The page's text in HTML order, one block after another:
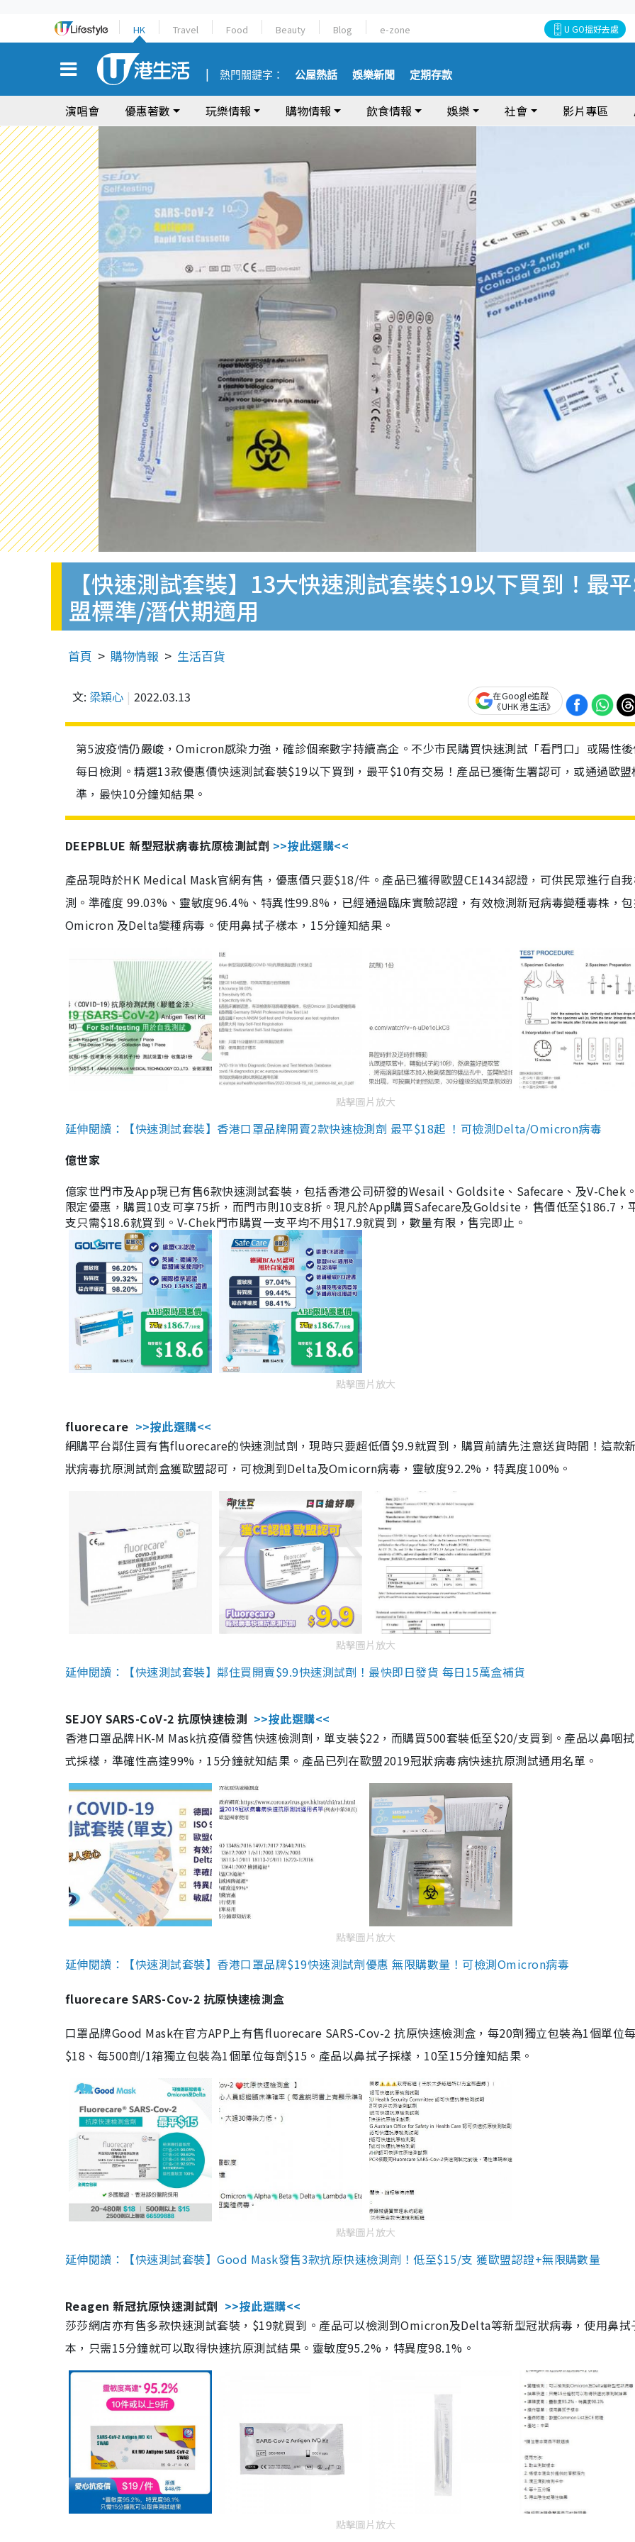
HK Travel Food Beauty Blog e-zone U GO搵好去處
熱門關鍵字： 公屋熱話 娛樂新聞 定期存款
演唱會 優惠著數 玩樂情報 購物情報 飲食情報 娛樂 社會 影片專區
【快速測試套裝】13大快速測試套裝$19以下買到！最
盟標準/潛伏期適用
首頁 購物情報 生活百貨
文: 梁穎心 2022.03.13
在Google追蹤
《UHK 港生活》
第5波疫情仍嚴峻，Omicron感染力強，確診個案數字持續高企。不少市民購買快速測試「看門口」或陽性
每日檢測。精選13款優惠價快速測試套裝$19以下買到，最平$10有交易！產品已獲衛生署認可，或通過歐盟
準，最快10分鐘知結果。
DEEPBLUE 新型冠狀病毒抗原檢測試劑 >>按此選購<<
產品現時於HK Medical Mask官網有售，優惠價只要$18/件。產品已獲得歐盟CE1434認證，可供民眾進行自
測。準確度 99.03%、靈敏度96.4%、特異性99.8%，已經通過臨床實驗認證，有效檢測新冠病毒變種毒株，
Omicron 及Delta變種病毒。使用鼻拭子樣本，15分鐘知結果。
點擊圖片放大
延伸閱讀：【快速測試套裝】香港口罩品牌開賣2款快速檢測劑 最平$18起 ！可檢測Delta/Omicron病毒
億世家
億家世門市及App現已有售6款快速測試套裝，包括香港公司研發的Wesail、Goldsite、Safecare、及V-Chek
限定優惠，購買10支可享75折，而門市則10支8折。現凡於App購買Safecare及Goldsite，售價低至$186.7，
支只需$18.6就買到。V-Chek門市購買一支平均不用$17.9就買到，數量有限，售完即止。
點擊圖片放大
fluorecare >>按此選購<<
網購平台鄰住買有售fluorecare的快速測試劑，現時只要超低價$9.9就買到，購買前請先注意送貨時間！這款
狀病毒抗原測試劑盒獲歐盟認可，可檢測到Delta及Omicorn病毒，靈敏度92.2%，特異度100%。
點擊圖片放大
延伸閱讀：【快速測試套裝】鄰住買開賣$9.9快速測試劑！最快即日發貨 每日15萬盒補貨
SEJOY SARS-CoV-2 抗原快速檢測 >>按此選購<<
香港口罩品牌HK-M Mask抗疫價發售快速檢測劑，單支裝$22，而購買500套裝低至$20/支買到。產品以鼻咽
式採樣，準確性高達99%，15分鐘就知結果。產品已列在歐盟2019冠狀病毒病快速抗原測試通用名單。
點擊圖片放大
延伸閱讀：【快速測試套裝】香港口罩品牌$19快速測試劑優惠 無限購數量！可檢測Omicron病毒
fluorecare SARS-Cov-2 抗原快速檢測盒
口罩品牌Good Mask在官方APP上有售fluorecare SARS-Cov-2 抗原快速檢測盒，每20劑獨立包裝為1個單位
$18、每500劑/1箱獨立包裝為1個單位每劑$15。產品以鼻拭子採樣，10至15分鐘知結果。
點擊圖片放大
延伸閱讀：【快速測試套裝】Good Mask發售3款抗原快速檢測劑！低至$15/支 獲歐盟認證+無限購數量
Reagen 新冠抗原快速測試劑 >>按此選購<<
莎莎網店亦有售多款快速測試套裝，$19就買到。產品可以檢測到Omicron及Delta等新型冠狀病毒，使用鼻拭
本，只需15分鐘就可以取得快速抗原測試結果。靈敏度95.2%，特異度98.1%。
點擊圖片放大